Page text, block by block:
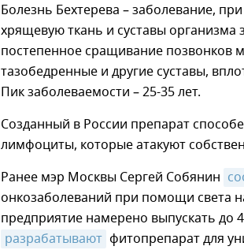
Болезнь Бехтерева – заболевание,
хрящевую ткань и суставы
постепенное сращивание позвонков
тазобедренные и другие суставы,
Пик заболеваемости – 25-35 лет.
Созданный в России препарат
лимфоциты, которые атакуют
Ранее мэр Москвы Сергей Собянин
онкозаболеваний при помощи света
предприятие намерено выпускать
разрабатывают фитопрепарат для